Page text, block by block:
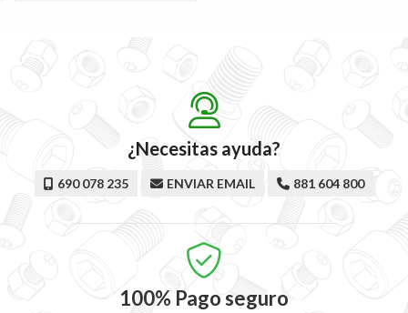
¿Necesitas ayuda?
690 078 235 ENVIAR EMAIL 881 604 800
100% Pago seguro